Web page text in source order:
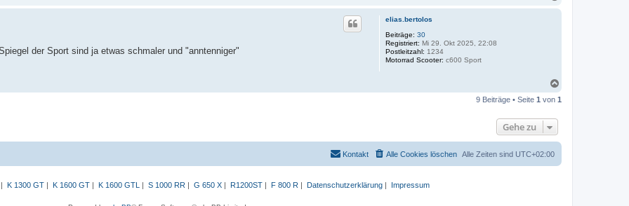
elias.bertolos
Beiträge: 30
Registriert: Mi 29. Okt 2025, 22:08
Postleitzahl: 1234
Motorrad Scooter: c600 Sport
der Sport sind ja etwas schmaler und "anntenniger"
c
9 Beiträge • Seite 1 von 1
Gehe zu
Alle Zeiten sind UTC+02:00
Alle Cookies löschen
Kontakt
K 1300 GT| K 1600 GT| K 1600 GTL | S 1000 RR | G 650 X| R1200ST| F 800 R | Datenschutzerklärung| Impressum